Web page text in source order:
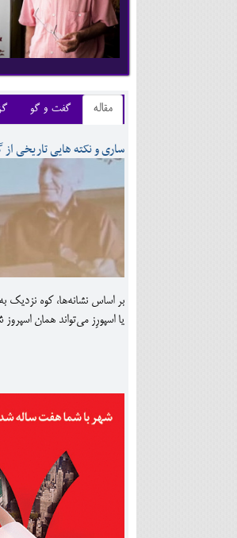
مقاله گفت و گو
ساری و نکته هایی تاریخی
بر اساس نشانه‌ها، کوه نزدیک
یا اسپورِز می‌تواند همان اسپروز